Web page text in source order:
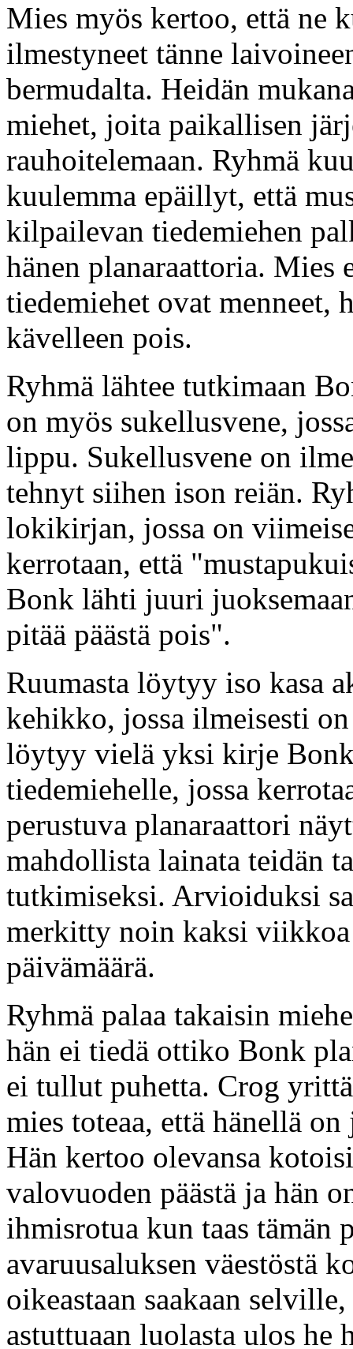
Mies myös kertoo, että ne
ilmestyneet tänne
bermudalta. Heidän
miehet, joita paikallisen
rauhoitelemaan. Ryhmä
kuulemma epäillyt, että
kilpailevan tiedemiehen
hänen planaraattoria.
tiedemiehet ovat menneet,
kävelleen pois.
Ryhmä lähtee tutkimaan
on myös sukellusvene,
lippu. Sukellusvene on
tehnyt siihen ison reiän.
lokikirjan, jossa on
kerrotaan, että
Bonk lähti juuri
pitää päästä pois".
Ruumasta löytyy iso kasa
kehikko, jossa ilmeisesti
löytyy vielä yksi kirje
tiedemiehelle, jossa
perustuva planaraattori
mahdollista lainata teidän
tutkimiseksi. Arvioiduksi
merkitty noin kaksi
päivämäärä.
Ryhmä palaa takaisin
hän ei tiedä ottiko Bonk
ei tullut puhetta. Crog
mies toteaa, että hänellä
Hän kertoo olevansa
valovuoden päästä ja hän
ihmisrotua kun taas tämän
avaruusaluksen väestöstä
oikeastaan saakaan
astuttuaan luolasta ulos he